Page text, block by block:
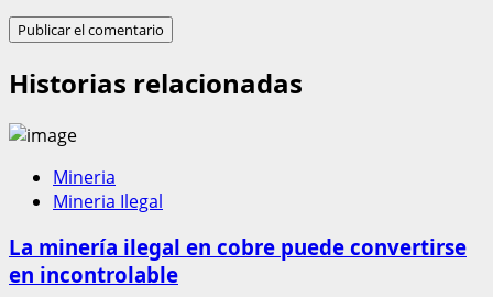
Historias relacionadas
Mineria
Mineria Ilegal
La minería ilegal en cobre puede convertirse
en incontrolable